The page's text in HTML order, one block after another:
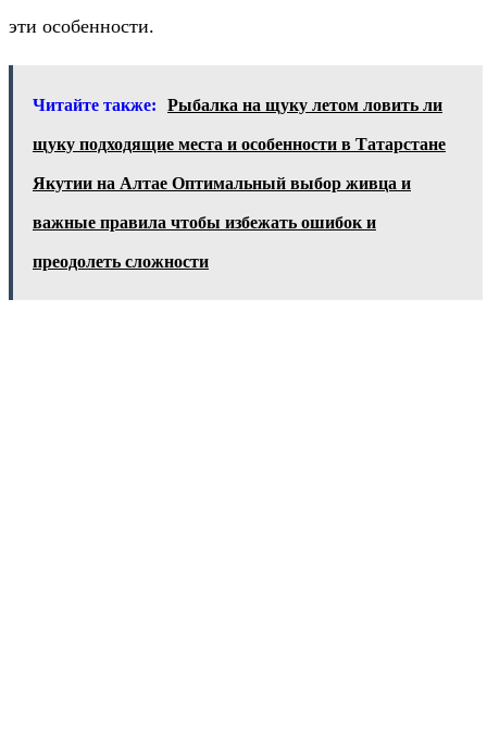
эти особенности.
Читайте также: Рыбалка на щуку летом ловить ли
щуку подходящие места и особенности в Татарстане
Якутии на Алтае Оптимальный выбор живца и
важные правила чтобы избежать ошибок и
преодолеть сложности